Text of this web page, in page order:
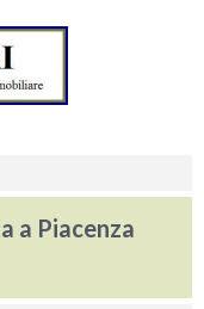
a Piacenza